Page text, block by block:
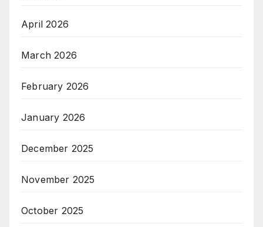
April 2026
March 2026
February 2026
January 2026
December 2025
November 2025
October 2025